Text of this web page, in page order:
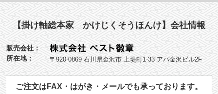
【掛け軸総本家 かけじくそうほんけ】会社情報
販売会社：
所在地：
〒920-0869 石川県金沢市 上堤町1-33 アパ金沢ビル2F
ご注文はFAX・はがき・メールでも承っております。